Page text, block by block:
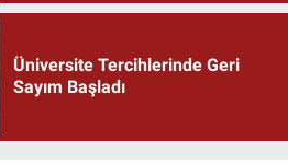
Üniversite Tercihlerinde Geri
Sayım Başladı